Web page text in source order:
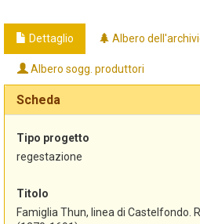
Dettaglio Albero
Albero sogg. produttori
Scheda
Tipo progetto
regestazione
Titolo
Famiglia Thun, linea di Castelfondo.